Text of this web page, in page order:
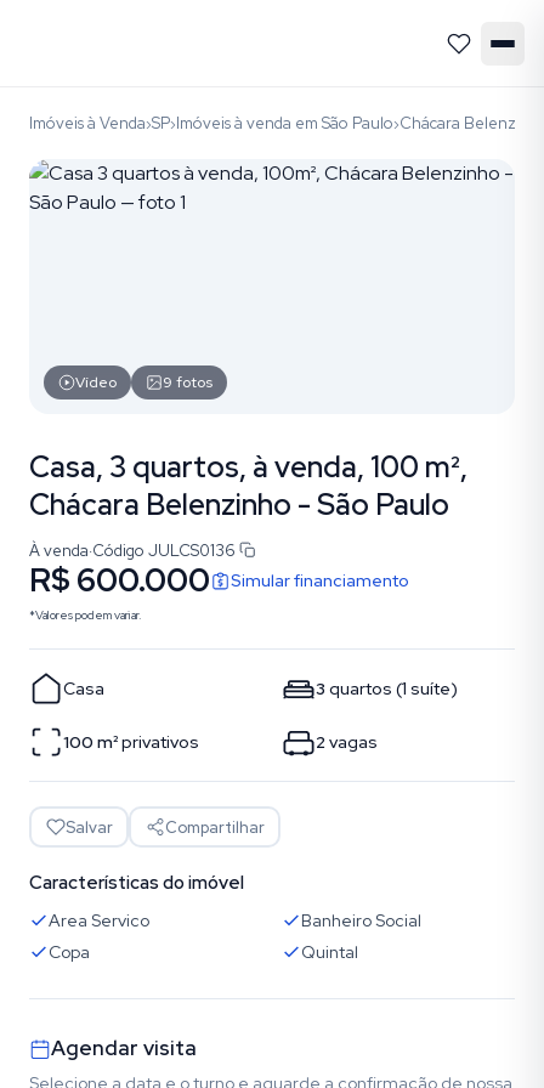
Imóveis à Venda›SP›Imóveis à venda em São Paulo›Chácara
Vídeo 9 fotos
Casa, 3 quartos, à venda, 100 m²,
Chácara Belenzinho - São Paulo
À venda·Código JULCS0136
R$ 600.000 Simular financiamento
*Valores podem variar.
Casa 3 quartos (1 suíte)
100 m²privativos 2 vagas
Salvar Compartilhar
Características do imóvel
Area Servico
Banheiro Social
Copa
Quintal
Agendar visita
Selecione a data e o turno e aguarde a confirmação de nossa